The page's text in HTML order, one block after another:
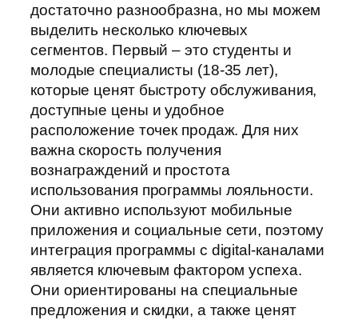
достаточно разнообразна, но мы можем
выделить несколько ключевых
сегментов. Первый – это студенты и
молодые специалисты (18-35 лет),
которые ценят быстроту обслуживания,
доступные цены и удобное
расположение точек продаж. Для них
важна скорость получения
вознаграждений и простота
использования программы лояльности.
Они активно используют мобильные
приложения и социальные сети, поэтому
интеграция программы с digital-каналами
является ключевым фактором успеха.
Они ориентированы на специальные
предложения и скидки, а также ценят